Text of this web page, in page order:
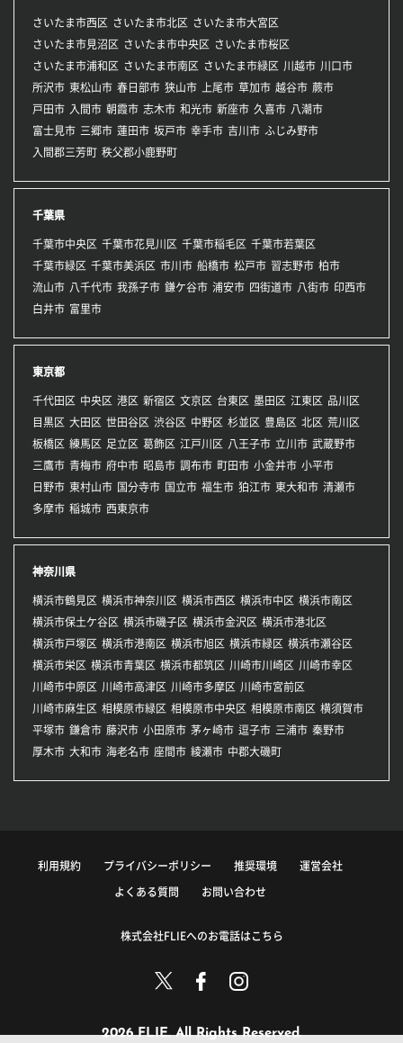
さいたま市西区 さいたま市北区
さいたま市大宮区
さいたま市見沼区
さいたま市中央区
さいたま市桜区
さいたま市浦和区
さいたま市南区 さいたま市緑区 川越市 川口市
所沢市 東松山市 春日部市 狭山市 上尾市 草加市 越谷市 蕨市
戸田市 入間市 朝霞市 志木市 和光市 新座市 久喜市 八潮市
富士見市 三郷市 蓮田市 坂戸市 幸手市 吉川市 ふじみ野市
入間郡三芳町 秩父郡小鹿野町
千葉県
千葉市中央区 千葉市花見川区 千葉市稲毛区 千葉市若葉区
千葉市緑区 千葉市美浜区 市川市 船橋市 松戸市 習志野市 柏市
流山市 八千代市 我孫子市 鎌ケ谷市 浦安市 四街道市 八街市 印西市
白井市 富里市
東京都
千代田区 中央区 港区 新宿区 文京区 台東区 墨田区 江東区 品川区
目黒区 大田区 世田谷区 渋谷区 中野区 杉並区 豊島区 北区 荒川区
板橋区 練馬区 足立区 葛飾区 江戸川区 八王子市 立川市 武蔵野市
三鷹市 青梅市 府中市 昭島市 調布市 町田市 小金井市 小平市
日野市 東村山市 国分寺市 国立市 福生市 狛江市 東大和市 清瀬市
多摩市 稲城市 西東京市
神奈川県
横浜市鶴見区 横浜市神奈川区 横浜市西区 横浜市中区 横浜市南区
横浜市保土ケ谷区 横浜市磯子区 横浜市金沢区 横浜市港北区
横浜市戸塚区 横浜市港南区 横浜市旭区 横浜市緑区 横浜市瀬谷区
横浜市栄区 横浜市青葉区 横浜市都筑区 川崎市川崎区 川崎市幸区
川崎市中原区 川崎市高津区 川崎市多摩区 川崎市宮前区
川崎市麻生区 相模原市緑区 相模原市中央区 相模原市南区 横須賀市
平塚市 鎌倉市 藤沢市 小田原市 茅ヶ崎市 逗子市 三浦市 秦野市
厚木市 大和市 海老名市 座間市 綾瀬市 中郡大磯町
利用規約 プライバシーポリシー 推奨環境 運営会社
よくある質問 お問い合わせ
株式会社FLIEへのお電話はこちら
2026 FLIE. All Rights Reserved.